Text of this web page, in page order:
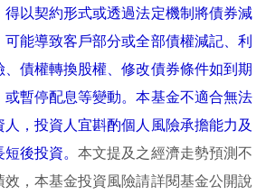
以契約形式或透過法定機制將債券減
能導致客戶部分或全部債權減記、利
債權轉換股權、修改債券條件如到期
或暫停配息等變動。本基金不適合無法
，投資人宜斟酌個人風險承擔能力及
短後投資。本文提及之經濟走勢預測不
，本基金投資風險請詳閱基金公開說